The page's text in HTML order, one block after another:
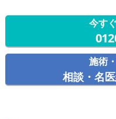
今す
施術
相談・名